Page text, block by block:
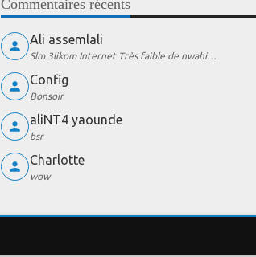
Commentaires récents
Ali assemlali
Slm 3likom Internet Très faible de nwahi…
Config
Bonsoir
aliNT4 yaounde
bsr
Charlotte
wow